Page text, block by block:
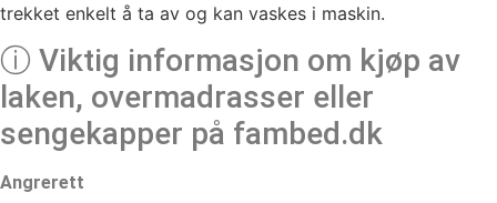
trekket enkelt å ta av og kan vaskes i maskin.
ⓘ Viktig informasjon om kjøp av
laken, overmadrasser eller
sengekapper på fambed.dk
Angrerett